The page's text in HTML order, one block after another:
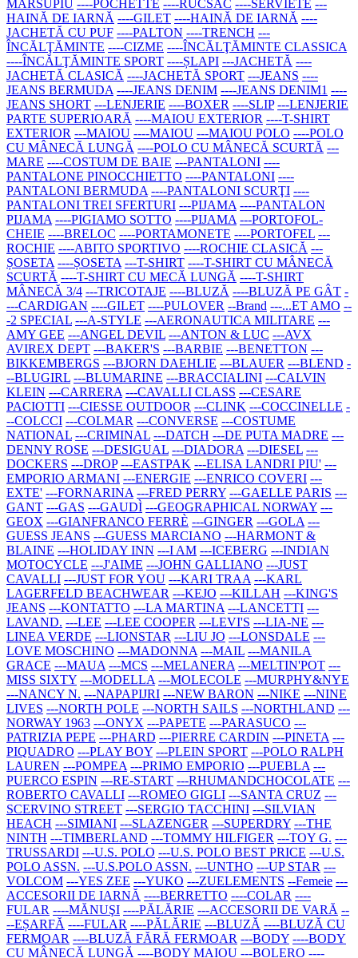
MARSUPIU ----POCHETTE ----RUCSAC ----SERVIETE ---
HAINĂ DE IARNĂ ----GILET ----HAINĂ DE IARNĂ ----
JACHETĂ CU PUF ----PALTON ----TRENCH ---
ÎNCĂLŢĂMINTE ----CIZME ----ÎNCĂLŢĂMINTE CLASSICA
----ÎNCĂLŢĂMINTE SPORT ----ȘLAPI ---JACHETĂ ----
JACHETĂ CLASICĂ ----JACHETĂ SPORT ---JEANS ----
JEANS BERMUDA ----JEANS DENIM ----JEANS DENIM1 ----
JEANS SHORT ---LENJERIE ----BOXER ----SLIP ---LENJERIE
PARTE SUPERIOARĂ ----MAIOU EXTERIOR ----T-SHIRT
EXTERIOR ---MAIOU ----MAIOU ---MAIOU POLO ----POLO
CU MÂNECĂ LUNGĂ ----POLO CU MÂNECĂ SCURTĂ ---
MARE ----COSTUM DE BAIE ---PANTALONI ----
PANTALONE PINOCCHIETTO ----PANTALONI ----
PANTALONI BERMUDA ----PANTALONI SCURŢI ----
PANTALONI TREI SFERTURI ---PIJAMA ----PANTALON
PIJAMA ----PIGIAMO SOTTO ----PIJAMA ---PORTOFOL-
CHEIE ----BRELOC ----PORTAMONETE ----PORTOFEL ---
ROCHIE ----ABITO SPORTIVO ----ROCHIE CLASICĂ ---
ȘOSETA ----ȘOSETA ---T-SHIRT ----T-SHIRT CU MÂNECĂ
SCURTĂ ----T-SHIRT CU MECĂ LUNGĂ ----T-SHIRT
MÂNECĂ 3/4 ---TRICOTAJE ----BLUZĂ ----BLUZĂ PE GÂT -
---CARDIGAN ----GILET ----PULOVER --Brand ---...ET AMO --
-2 SPECIAL ---A-STYLE ---AERONAUTICA MILITARE ---
AMY GEE ---ANGEL DEVIL ---ANTON & LUC ---AVX
AVIREX DEPT ---BAKER'S ---BARBIE ---BENETTON ---
BIKKEMBERGS ---BJORN DAEHLIE ---BLAUER ---BLEND -
--BLUGIRL ---BLUMARINE ---BRACCIALINI ---CALVIN
KLEIN ---CARRERA ---CAVALLI CLASS ---CESARE
PACIOTTI ---CIESSE OUTDOOR ---CLINK ---COCCINELLE -
--COLCCI ---COLMAR ---CONVERSE ---COSTUME
NATIONAL ---CRIMINAL ---DATCH ---DE PUTA MADRE ---
DENNY ROSE ---DESIGUAL ---DIADORA ---DIESEL ---
DOCKERS ---DROP ---EASTPAK ---ELISA LANDRI PIU' ---
EMPORIO ARMANI ---ENERGIE ---ENRICO COVERI ---
EXTE' ---FORNARINA ---FRED PERRY ---GAELLE PARIS ---
GANT ---GAS ---GAUDÌ ---GEOGRAPHICAL NORWAY ---
GEOX ---GIANFRANCO FERRÈ ---GINGER ---GOLA ---
GUESS JEANS ---GUESS MARCIANO ---HARMONT &
BLAINE ---HOLIDAY INN ---I AM ---ICEBERG ---INDIAN
MOTOCYCLE ---J'AIME ---JOHN GALLIANO ---JUST
CAVALLI ---JUST FOR YOU ---KARI TRAA ---KARL
LAGERFELD BEACHWEAR ---KEJO ---KILLAH ---KING'S
JEANS ---KONTATTO ---LA MARTINA ---LANCETTI ---
LAVAND. ---LEE ---LEE COOPER ---LEVI'S ---LIA-NE ---
LINEA VERDE ---LIONSTAR ---LIU JO ---LONSDALE ---
LOVE MOSCHINO ---MADONNA ---MAIL ---MANILA
GRACE ---MAUA ---MCS ---MELANERA ---MELTIN'POT ---
MISS SIXTY ---MODELLA ---MOLECOLE ---MURPHY&NYE
---NANCY N. ---NAPAPIJRI ---NEW BARON ---NIKE ---NINE
LIVES ---NORTH POLE ---NORTH SAILS ---NORTHLAND ---
NORWAY 1963 ---ONYX ---PAPETE ---PARASUCO ---
PATRIZIA PEPE ---PHARD ---PIERRE CARDIN ---PINETA ---
PIQUADRO ---PLAY BOY ---PLEIN SPORT ---POLO RALPH
LAUREN ---POMPEA ---PRIMO EMPORIO ---PUEBLA ---
PUERCO ESPIN ---RE-START ---RHUMANDCHOCOLATE ---
ROBERTO CAVALLI ---ROMEO GIGLI ---SANTA CRUZ ---
SCERVINO STREET ---SERGIO TACCHINI ---SILVIAN
HEACH ---SIMIANI ---SLAZENGER ---SUPERDRY ---THE
NINTH ---TIMBERLAND ---TOMMY HILFIGER ---TOY G. ---
TRUSSARDI ---U.S. POLO ---U.S. POLO BEST PRICE ---U.S.
POLO ASSN. ---U.S.POLO ASSN. ---UNTHO ---UP STAR ---
VOLCOM ---YES ZEE ---YUKO ---ZUELEMENTS --Femeie ---
ACCESORII DE IARNĂ ----BERRETTO ----COLAR ----
FULAR ----MĂNUŞI ----PĂLĂRIE ---ACCESORII DE VARĂ --
--EȘARFĂ ----FULAR ----PĂLĂRIE ---BLUZĂ ----BLUZĂ CU
FERMOAR ----BLUZĂ FĂRĂ FERMOAR ---BODY ----BODY
CU MÂNECĂ LUNGĂ ----BODY MAIOU ---BOLERO ----